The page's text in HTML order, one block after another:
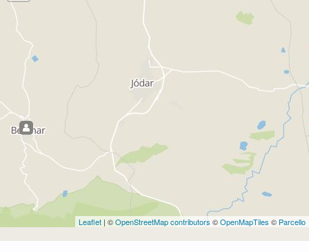
Leaflet | ©OpenStreetMap contributors ©OpenMapTiles © Parcello